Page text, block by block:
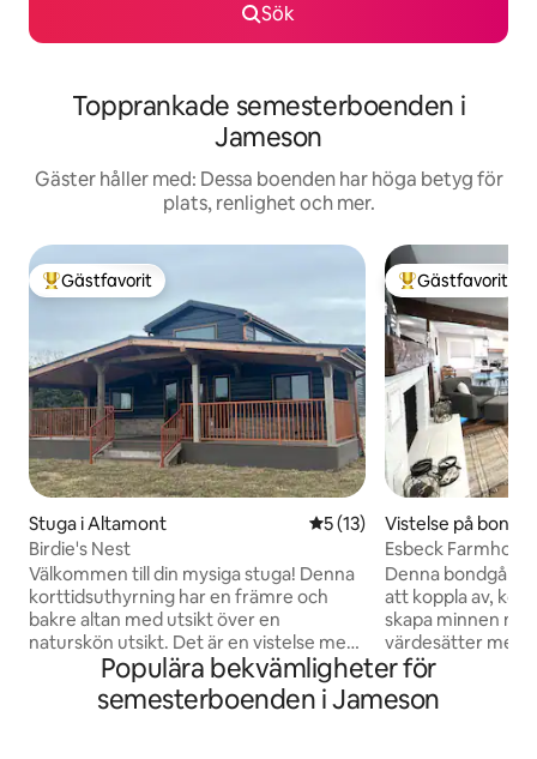
Sök
Topprankade semesterboenden i
Jameson
Gäster håller med: Dessa boenden har höga betyg för
plats, renlighet och mer.
Populär gästfavorit
Gästfavorit
Stuga i Altamont 5 av 5 i genomsnittligt
5 (13)
Birdie's Nest
Välkommen till din mysiga stuga! Denna
korttidsuthyrning har en främre och
bakre altan med utsikt över en
naturskön utsikt. Det är en vistelse med
tre sovrum som rymmer upp till 4 gäster.
Denna stuga är perfekt för singlar eller
familjer som letar efter en avkopplande
Populär
Gästfavorit
Vistelse på
Esbeck
Denna bondgård
att koppla av,
skapa minnen
värdesätter mest.
morgnar med att
boskapen i de
betesmarkerna
Populära bekvämligheter för
semesterboenden i Jameson